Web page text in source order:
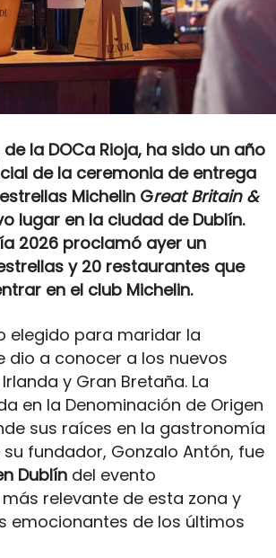
la DOCa Rioja, ha sido un año
de la ceremonia de entrega
Michelin Great Britain &
lugar en la ciudad de Dublín.
2026 proclamó ayer un
y 20 restaurantes que
en el club Michelin.
elegido para maridar la
dio a conocer a los nuevos
y Gran Bretaña. La
en la Denominación de Origen
sus raíces en la gastronomía
fundador, Gonzalo Antón, fue
Dublín del evento
relevante de esta zona y
emocionantes de los últimos